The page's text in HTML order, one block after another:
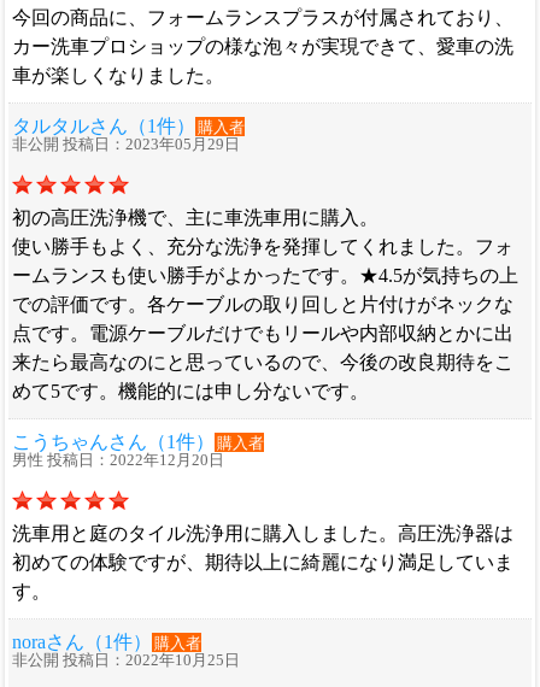
今回の商品に、フォームランスプラスが付属されており、
カー洗車プロショップの様な泡々が実現できて、愛車の洗
車が楽しくなりました。
タルタルさん（1件）
購入者
非公開 投稿日：2023年05月29日
初の高圧洗浄機で、主に車洗車用に購入。
使い勝手もよく、充分な洗浄を発揮してくれました。フォ
ームランスも使い勝手がよかったです。★4.5が気持ちの上
での評価です。各ケーブルの取り回しと片付けがネックな
点です。電源ケーブルだけでもリールや内部収納とかに出
来たら最高なのにと思っているので、今後の改良期待をこ
めて5です。機能的には申し分ないです。
こうちゃんさん（1件）
購入者
男性 投稿日：2022年12月20日
洗車用と庭のタイル洗浄用に購入しました。高圧洗浄器は
初めての体験ですが、期待以上に綺麗になり満足していま
す。
noraさん（1件）
購入者
非公開 投稿日：2022年10月25日